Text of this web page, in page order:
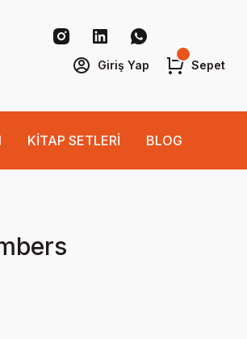
Giriş Yap Sepet
KİTAP SETLERİ BLOG